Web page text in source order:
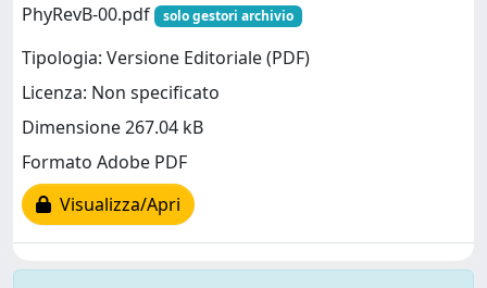
PhyRevB-00.pdf
solo gestori archivio
Tipologia: Versione Editoriale (PDF)
Licenza: Non specificato
Dimensione 267.04 kB
Formato Adobe PDF
Visualizza/Apri